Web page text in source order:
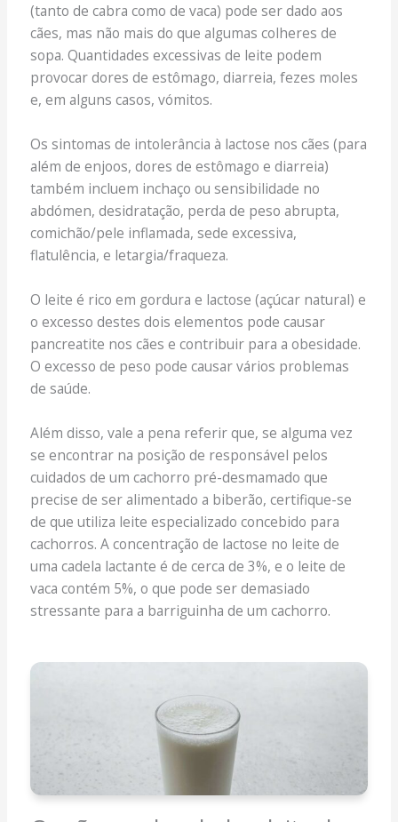
(tanto de cabra como de vaca) pode ser dado aos
cães, mas não mais do que algumas colheres de
sopa. Quantidades excessivas de leite podem
provocar dores de estômago, diarreia, fezes moles
e, em alguns casos, vómitos.
Os sintomas de intolerância à lactose nos cães (para
além de enjoos, dores de estômago e diarreia)
também incluem inchaço ou sensibilidade no
abdómen, desidratação, perda de peso abrupta,
comichão/pele inflamada, sede excessiva,
flatulência, e letargia/fraqueza.
O leite é rico em gordura e lactose (açúcar natural) e
o excesso destes dois elementos pode causar
pancreatite nos cães e contribuir para a obesidade.
O excesso de peso pode causar vários problemas
de saúde.
Além disso, vale a pena referir que, se alguma vez
se encontrar na posição de responsável pelos
cuidados de um cachorro pré-desmamado que
precise de ser alimentado a biberão, certifique-se
de que utiliza leite especializado concebido para
cachorros. A concentração de lactose no leite de
uma cadela lactante é de cerca de 3%, e o leite de
vaca contém 5%, o que pode ser demasiado
stressante para a barriguinha de um cachorro.